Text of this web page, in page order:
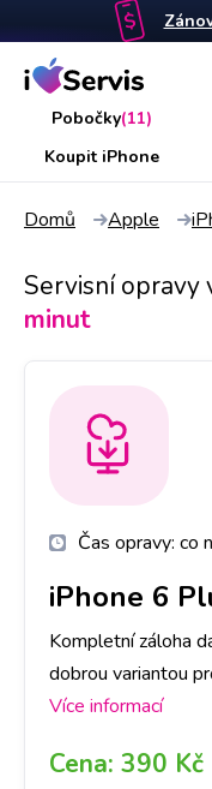
Pobočky(11)
Koupit iPhone
Domů Apple
Servisní opravy
minut
Čas opravy: co
iPhone 6
Kompletní záloha
dobrou variantou
přehrávání telefonu
Vašeho přístroje.
Více informací
Cena: 390 Kč